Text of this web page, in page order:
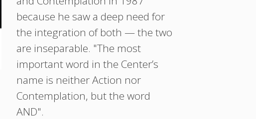
because he saw a deep need for
the integration of both — the two
are inseparable. "The most
important word in the Center’s
name is neither Action nor
Contemplation, but the word
AND".